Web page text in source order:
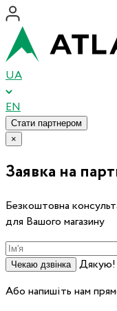
UA
EN
Стати партнером
×
Заявка на
Безкоштовна
для Вашого магазину
Чекаю дзвінка
Дякую!
Або напишіть нам